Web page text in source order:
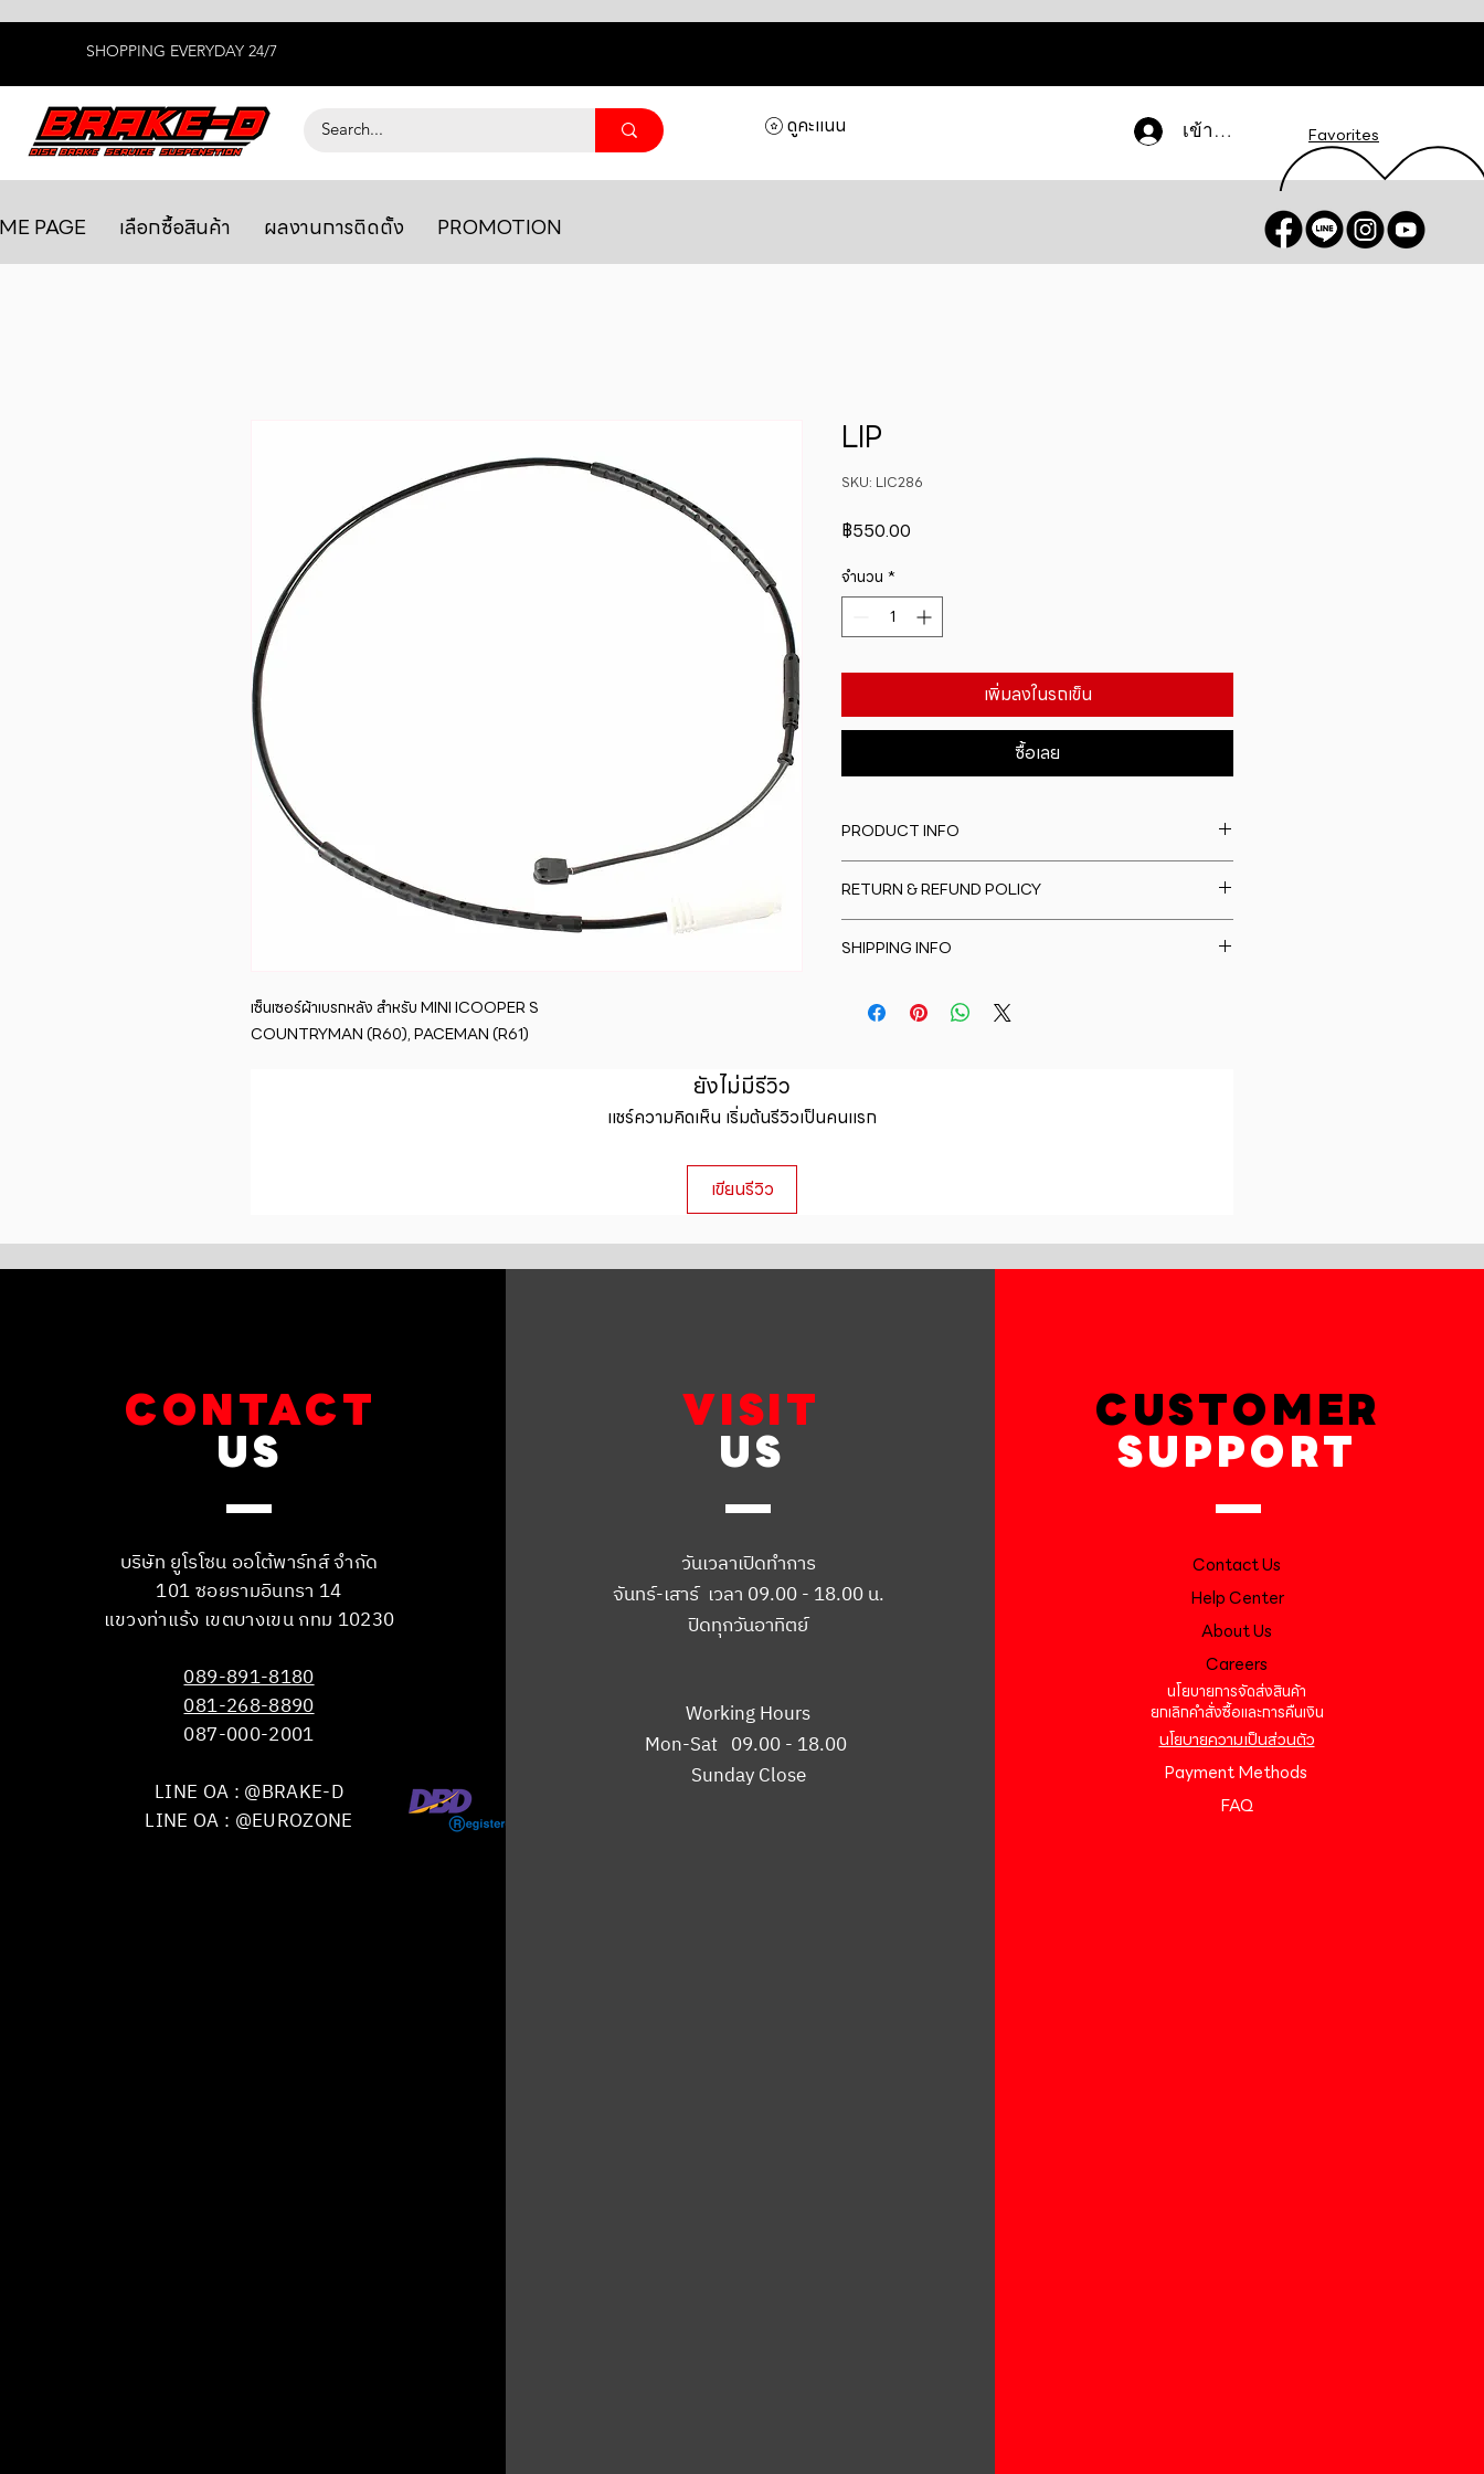
SHOPPING EVERYDAY 24/7
เข้าสู่ระบบ Favorites
ดูคะแนน
PAGE เลือกซื้อสินค้า ผลงานการติดตั้ง PROMOTION
เซ็นเซอร์ผ้าเบรกหลัง สำหรับ MINI ICOOPER S
COUNTRYMAN (R60), PACEMAN (R61)
LIP
SKU: LIC286
฿550.00
จำนวน *
เพิ่มลงในรถเข็น
ซื้อเลย
PRODUCT INFO
information about your product such as sizing,
material, care and cleaning instructions. This is also a
great space to write what makes this product
RETURN & REFUND POLICY
to let your customers know what to do in case they
straightforward refund or exchange policy is a great
way to build trust and reassure your customers that
SHIPPING INFO
information about your shipping methods,
ยังไม่มีรีวิว
แชร์ความคิดเห็น เริ่มต้นรีวิวเป็นคนแรก
เขียนรีวิว
CONTACT
US
บริษัท ยูโรโซน ออโต้พาร์ทส์ จำกัด
101 ซอยรามอินทรา 14
แขวงท่าแร้ง เขตบางเขน กทม 10230
089-891-8180
081-268-8890
087-000-2001
LINE OA : @BRAKE-D
LINE OA : @EUROZONE
VISIT
US
วันเวลาเปิดทำการ
จันทร์-เสาร์ เวลา 09.00 - 18.00 น.
ปิดทุกวันอาทิตย์
Working Hours
Mon-Sat 09.00 - 18.00
Sunday Close
CUSTOMER
SUPPORT
Contact Us
Help Center
About Us
Careers
นโยบายการจัดส่งสินค้า
ยกเลิกคำสั่งซื้อและการคืนเงิน
นโยบายความเป็นส่วนตัว
Payment Methods
FAQ